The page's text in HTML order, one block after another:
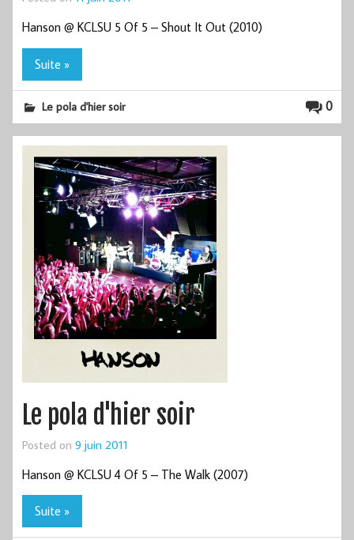
Hanson @ KCLSU 5 Of 5 – Shout It Out (2010)
Suite »
0
Le pola d'hier soir
Le pola d'hier soir
Posted on 9 juin 2011
Hanson @ KCLSU 4 Of 5 – The Walk (2007)
Suite »